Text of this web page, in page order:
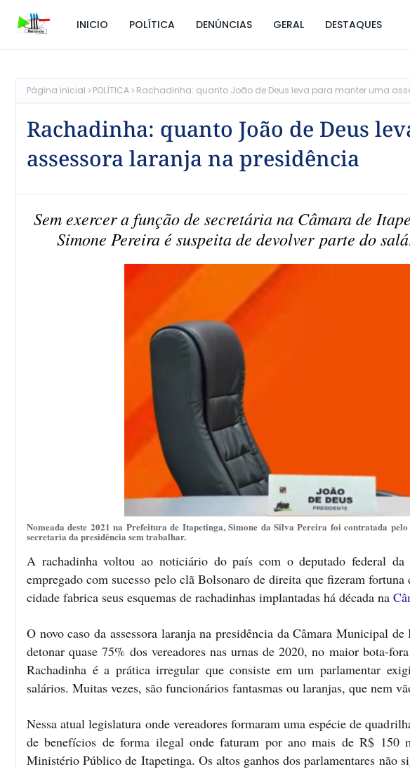
INICIO POLÍTICA DENÚNCIAS GERAL DESTAQUES
Página inicial POLÍTICA Rachadinha: quanto João de Deus leva para manter uma
Rachadinha: quanto João de Deus
assessora laranja na presidência
Sem exercer a função de secretária na Câmara de
Simone Pereira é suspeita de devolver parte do
Nomeada deste 2021 na Prefeitura de Itapetinga, Simone da Silva Pereira foi contratada
secretaria da presidência sem trabalhar.
A rachadinha voltou ao noticiário do país com o deputado federal da
empregado com sucesso pelo clã Bolsonaro de direita que fizeram
cidade fabrica seus esquemas de rachadinhas implantadas há década na
O novo caso da assessora laranja na presidência da Câmara Municipal
detonar quase 75% dos vereadores nas urnas de 2020, no maior bota-
Rachadinha é a prática irregular que consiste em um parlamentar
salários. Muitas vezes, são funcionários fantasmas ou laranjas, que nem
Nessa atual legislatura onde vereadores formaram uma espécie de
de benefícios de forma ilegal onde faturam por ano mais de R$ 150
Ministério Público de Itapetinga. Os altos ganhos dos parlamentares não